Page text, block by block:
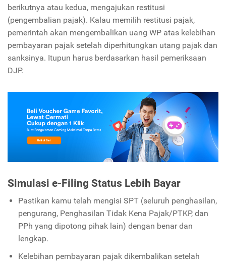
berikutnya atau kedua, mengajukan restitusi
(pengembalian pajak). Kalau memilih restitusi pajak,
pemerintah akan mengembalikan uang WP atas kelebihan
pembayaran pajak setelah diperhitungkan utang pajak dan
sanksinya. Itupun harus berdasarkan hasil pemeriksaan
DJP.
Simulasi e-Filing Status Lebih Bayar
Pastikan kamu telah mengisi SPT (seluruh penghasilan,
pengurang, Penghasilan Tidak Kena Pajak/PTKP, dan
PPh yang dipotong pihak lain) dengan benar dan
lengkap.
Kelebihan pembayaran pajak dikembalikan setelah